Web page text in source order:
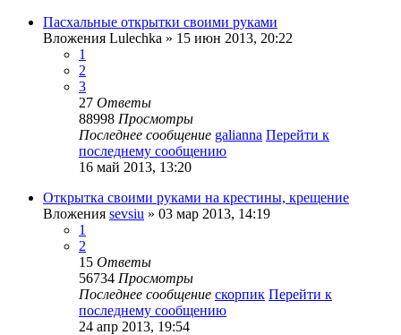
Пасхальные открытки своими руками
Вложения Lulechka » 15 июн 2013, 20:22
1
2
3
27 Ответы
88998 Просмотры
Последнее сообщение galianna Перейти к
последнему сообщению
16 май 2013, 13:20
Открытка своими руками на крестины, крещение
Вложения sevsiu » 03 мар 2013, 14:19
1
2
15 Ответы
56734 Просмотры
Последнее сообщение скорпик Перейти к
последнему сообщению
24 апр 2013, 19:54